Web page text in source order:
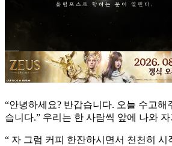
“안녕하세요? 반갑습니다. 오늘 수고해
습니다.” 우리는 한 사람씩 앞에 나와
“ 자 그럼 커피 한잔하시면서 천천히 시